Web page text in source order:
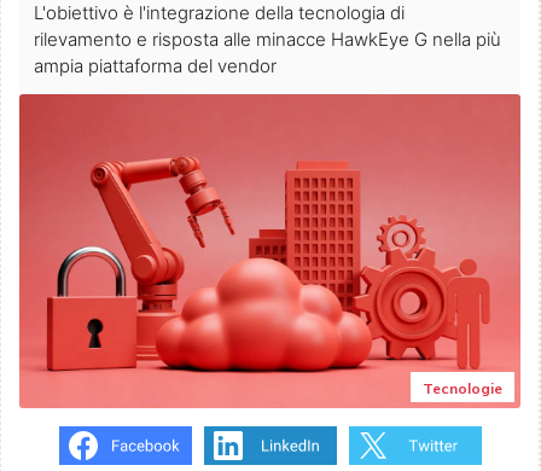
L'obiettivo è l'integrazione della tecnologia di
rilevamento e risposta alle minacce HawkEye G nella più
ampia piattaforma del vendor
Tecnologie